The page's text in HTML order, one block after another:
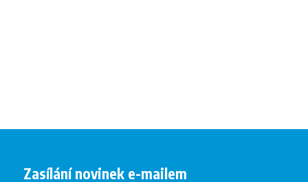
Zasílání novinek e-mailem